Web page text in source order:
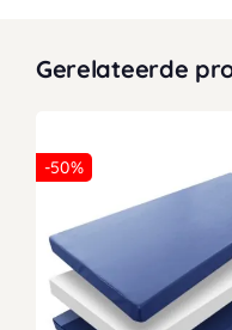
Gerelateerde
-50%